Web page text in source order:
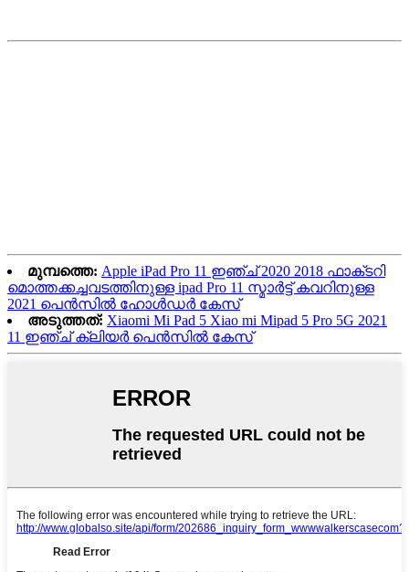
മുമ്പത്തെ: Apple iPad Pro 11 ഇഞ്ച് 2020 2018 ഫാക്‌ടറി
മൊത്തക്കച്ചവടത്തിനുള്ള ipad Pro 11 സ്മാർട്ട് കവറിനുള്ള
2021 പെൻസിൽ ഹോൾഡർ കേസ്
അടുത്തത്: Xiaomi Mi Pad 5 Xiao mi Mipad 5 Pro 5G 2021
11 ഇഞ്ച് ക്ലിയർ പെൻസിൽ കേസ്